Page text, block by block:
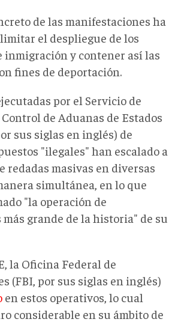
de las manifestaciones ha
el despliegue de los
inmigración y contener así las
fines de deportación.
por el Servicio de
de Aduanas de Estados
sus siglas en inglés) de
"ilegales" han escalado a
redadas masivas en diversas
simultánea, en lo que
"la operación de
grande de la historia" de su
la Oficina Federal de
(FBI, por sus siglas en inglés)
en estos operativos, lo cual
considerable en su ámbito de